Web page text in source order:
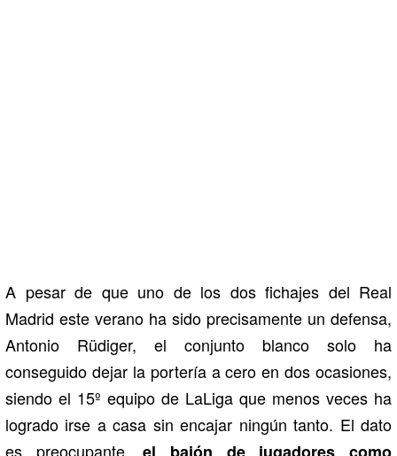
A pesar de que uno de los dos fichajes del Real
Madrid este verano ha sido precisamente un defensa,
Antonio Rüdiger, el conjunto blanco solo ha
conseguido dejar la portería a cero en dos ocasiones,
siendo el 15º equipo de LaLiga que menos veces ha
logrado irse a casa sin encajar ningún tanto. El dato
es preocupante,